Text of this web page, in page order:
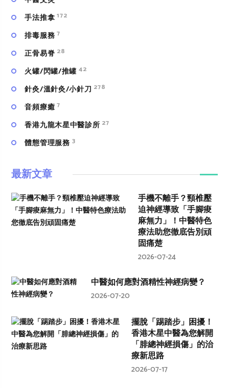
手法推拿 172
排毒服務 7
正骨易脊 28
火罐/閃罐/推罐 42
針灸/溫針灸/小針刀 278
⾳頻療癒 7
香港九龍木星中醫診所 27
體態管理服務 3
最新文章
手機不離手？頸椎壓
迫神經導致「手腳痠
麻無力」！中醫特色
療法助您徹底告別頑
固痛楚
2026-07-24
中醫如何應對酒精性神經病變？
2026-07-20
擺脫「踢踏步」困擾！
香港木星中醫為您解開
「腓總神經損傷」的治
療新思路
2026-07-17